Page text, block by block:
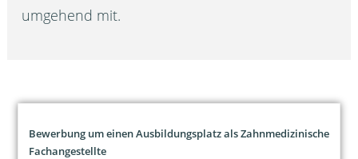
umgehend mit.
Bewerbung um einen Ausbildungsplatz als Zahnmedizinische
Fachangestellte